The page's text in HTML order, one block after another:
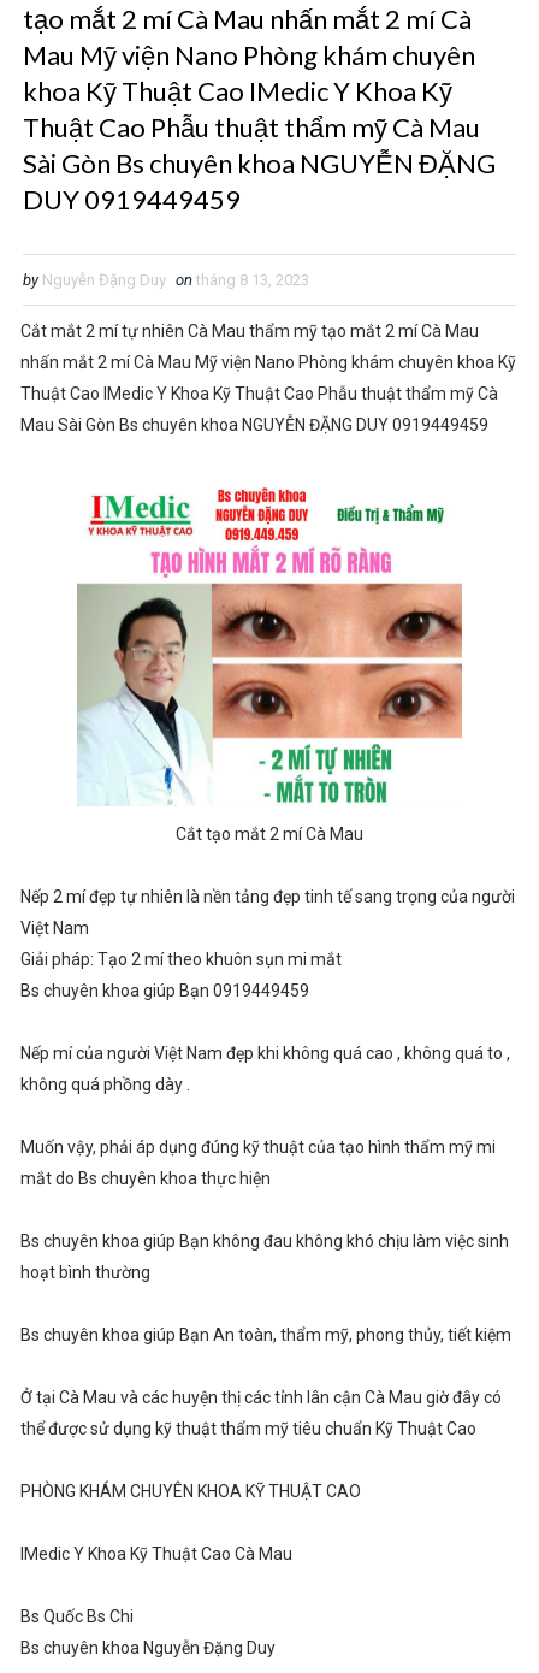
tạo mắt 2 mí Cà Mau nhấn mắt 2 mí Cà
Mau Mỹ viện Nano Phòng khám chuyên
khoa Kỹ Thuật Cao IMedic Y Khoa Kỹ
Thuật Cao Phẫu thuật thẩm mỹ Cà Mau
Sài Gòn Bs chuyên khoa NGUYỄN ĐẶNG
DUY 0919449459
by Nguyễn Đặng Duy on tháng 8 13, 2023
Cắt mắt 2 mí tự nhiên Cà Mau thẩm mỹ tạo mắt 2 mí Cà Mau
nhấn mắt 2 mí Cà Mau Mỹ viện Nano Phòng khám chuyên khoa Kỹ
Thuật Cao IMedic Y Khoa Kỹ Thuật Cao Phẫu thuật thẩm mỹ Cà
Mau Sài Gòn Bs chuyên khoa NGUYỄN ĐẶNG DUY 0919449459
Cắt tạo mắt 2 mí Cà Mau
Nếp 2 mí đẹp tự nhiên là nền tảng đẹp tinh tế sang trọng của người
Việt Nam
Giải pháp: Tạo 2 mí theo khuôn sụn mi mắt
Bs chuyên khoa giúp Bạn 0919449459
Nếp mí của người Việt Nam đẹp khi không quá cao , không quá to ,
không quá phồng dày .
Muốn vậy, phải áp dụng đúng kỹ thuật của tạo hình thẩm mỹ mi
mắt do Bs chuyên khoa thực hiện
Bs chuyên khoa giúp Bạn không đau không khó chịu làm việc sinh
hoạt bình thường
Bs chuyên khoa giúp Bạn An toàn, thẩm mỹ, phong thủy, tiết kiệm
Ở tại Cà Mau và các huyện thị các tỉnh lân cận Cà Mau giờ đây có
thể được sử dụng kỹ thuật thẩm mỹ tiêu chuẩn Kỹ Thuật Cao
PHÒNG KHÁM CHUYÊN KHOA KỸ THUẬT CAO
IMedic Y Khoa Kỹ Thuật Cao Cà Mau
Bs Quốc Bs Chi
Bs chuyên khoa Nguyễn Đặng Duy